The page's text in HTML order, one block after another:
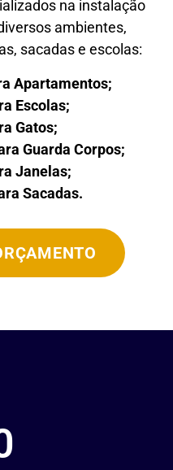
na instalação
ambientes,
sacadas e escolas:
Apartamentos;
Escolas;
Gatos;
Guarda Corpos;
Janelas;
Sacadas.